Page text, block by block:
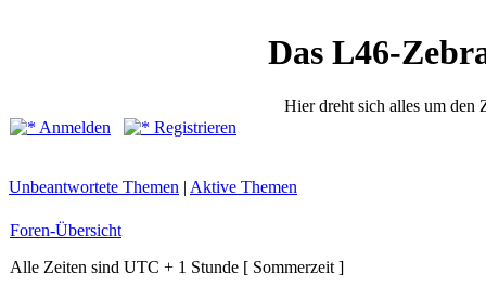
Das L46-
Hier dreht sich alles um den
Anmelden
Registrieren
Unbeantwortete Themen | Aktive Themen
Foren-Übersicht
Alle Zeiten sind UTC + 1 Stunde [ Sommerzeit ]